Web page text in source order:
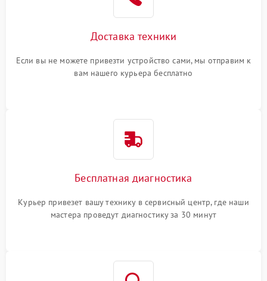
Доставка техники
Если вы не можете привезти устройство сами, мы отправим к
вам нашего курьера бесплатно
Бесплатная диагностика
Курьер привезет вашу технику в сервисный центр, где наши
мастера проведут диагностику за 30 минут